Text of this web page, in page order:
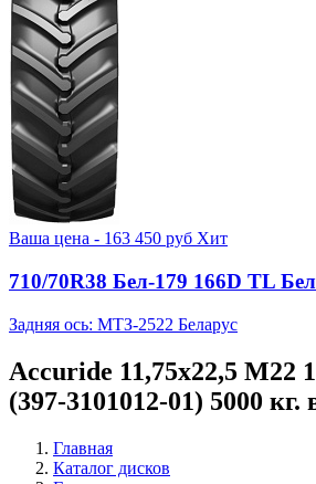
Ваша цена - 163 450 руб Хит
710/70R38 Бел-179 166D TL
Задняя ось: МТЗ-2522 Беларус
Accuride 11,75x22,5 M22
(397-3101012-01) 5000 кг.
Главная
Каталог дисков